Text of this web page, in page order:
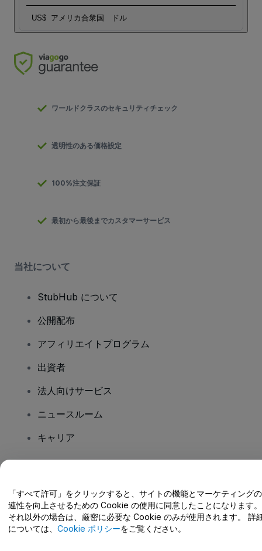
US$ アメリカ合衆国 ドル
ワールドクラスのセキュリティチェック
透明性のある価格設定
100%注文保証
最初から最後までカスタマーサービス
当社について
StubHub について
公開配布
アフィリエイトプログラム
出資者
法人向けサービス
ニュースルーム
キャリア
ヘルプセンター / こちらまでご連絡下さい
「すべて許可」をクリックすると、サイトの機能とマーケティング
連性を向上させるための Cookie の使用に同意したことになります。
それ以外の場合は、厳密に必要な Cookie のみが使用されます。 詳
については、 Cookie ポリシーをご覧ください。